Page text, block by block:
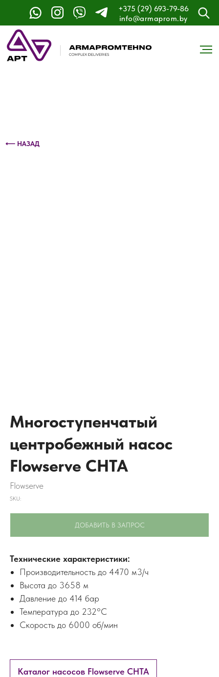
+375 (29) 693-79-86
info@armaprom.by
Контактный телефон: +375 (29) 693-79-86
⟵ НАЗАД
Многоступенчатый
центробежный насос
Flowserve CHTA
Flowserve
SKU:
ДОБАВИТЬ В ЗАПРОС
Технические характеристики:
Производительность до 4470 м3/ч
Высота до 3658 м
Давление до 414 бар
Температура до 232°C
Скорость до 6000 об/мин
Каталог насосов Flowserve CHTA